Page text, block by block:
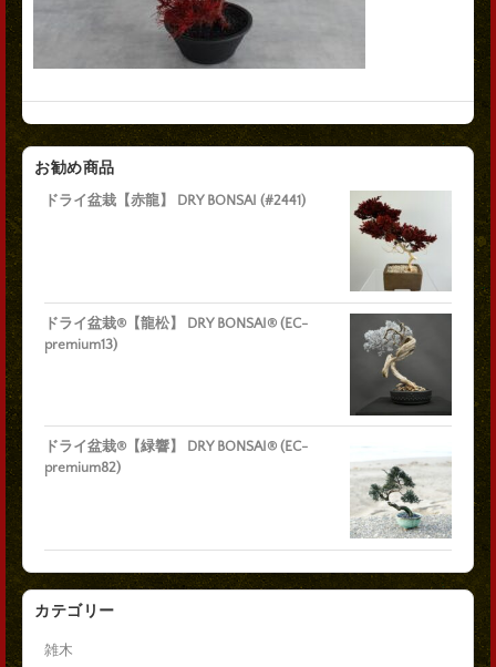
お勧め商品
ドライ盆栽【赤龍】 DRY BONSAI (#2441)
ドライ盆栽®【龍松】 DRY BONSAI® (EC-
premium13)
ドライ盆栽®【緑響】 DRY BONSAI® (EC-
premium82)
カテゴリー
雑木